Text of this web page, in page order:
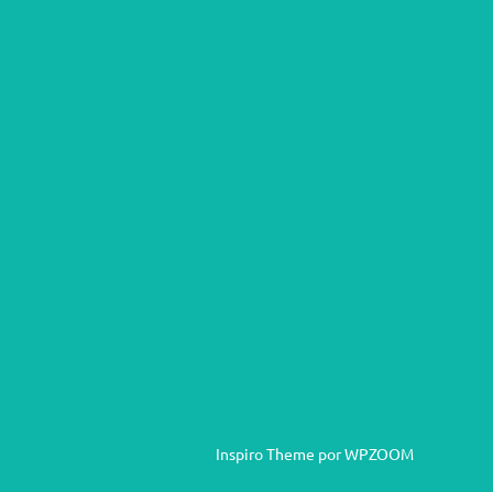
Inspiro Theme porWPZOOM